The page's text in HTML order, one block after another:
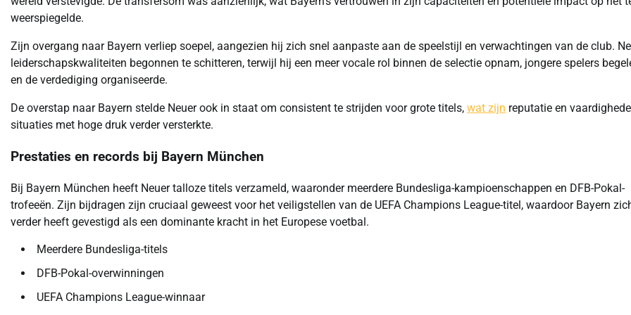
weerspiegelde.
Zijn overgang naar Bayern verliep soepel, aangezien hij zich snel aanpaste aan de speelstijl en verwachtingen van de club.
leiderschapskwaliteiten begonnen te schitteren, terwijl hij een meer vocale rol binnen de selectie opnam, jongere spelers
en de verdediging organiseerde.
De overstap naar Bayern stelde Neuer ook in staat om consistent te strijden voor grote titels, wat zijn reputatie en
situaties met hoge druk verder versterkte.
Prestaties en records bij Bayern München
Bij Bayern München heeft Neuer talloze titels verzameld, waaronder meerdere Bundesliga-kampioenschappen en DFB-Pokal-
trofeeën. Zijn bijdragen zijn cruciaal geweest voor het veiligstellen van de UEFA Champions League-titel, waardoor Bayern
verder heeft gevestigd als een dominante kracht in het Europese voetbal.
Meerdere Bundesliga-titels
DFB-Pokal-overwinningen
UEFA Champions League-winnaar